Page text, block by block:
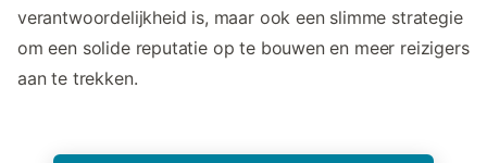
verantwoordelijkheid is, maar ook een slimme strategie
om een solide reputatie op te bouwen en meer reizigers
aan te trekken.